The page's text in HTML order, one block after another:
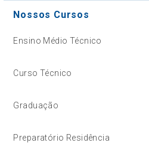
Nossos Cursos
Ensino Médio Técnico
Curso Técnico
Graduação
Preparatório Residência